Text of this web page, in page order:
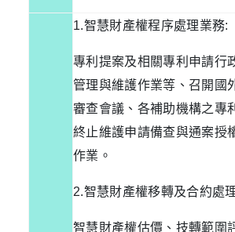
1.智慧財產權程序處理業務:
專利提案及相關專利申請行
管理與維護作業等、召開國
審查會議、各補助機構之專
終止維護申請備查與通案授
作業。
2.智慧財產權移轉及合約處
智慧財產權估價、技轉範圍